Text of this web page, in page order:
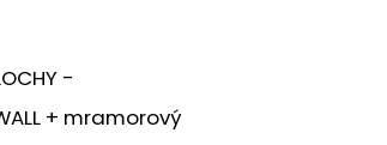
-
+ mramorový